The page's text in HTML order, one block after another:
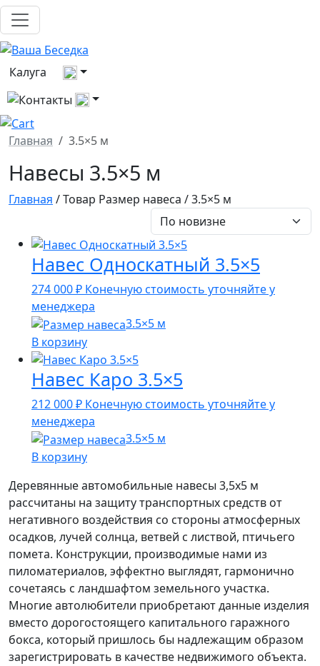
Калуга
Выберите город
Все контакты
Главная 3.5×5 м
Навесы 3.5×5 м
Главная / Товар Размер навеса / 3.5×5 м
Навес Односкатный 3.5×5
274 000₽ Конечную стоимость уточняйте у
менеджера
3.5×5 м
В корзину
Навес Каро 3.5×5
212 000₽ Конечную стоимость уточняйте у
менеджера
3.5×5 м
В корзину
Деревянные автомобильные навесы 3,5х5 м
рассчитаны на защиту транспортных средств от
негативного воздействия со стороны атмосферных
осадков, лучей солнца, ветвей с листвой, птичьего
помета. Конструкции, производимые нами из
пиломатериалов, эффектно выглядят, гармонично
сочетаясь с ландшафтом земельного участка.
Многие автолюбители приобретают данные изделия
вместо дорогостоящего капитального гаражного
бокса, который пришлось бы надлежащим образом
зарегистрировать в качестве недвижимого объекта.